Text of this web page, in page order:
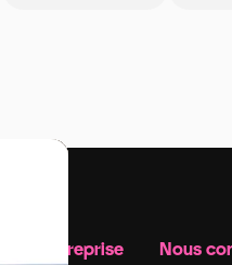
Notre entreprise Nous